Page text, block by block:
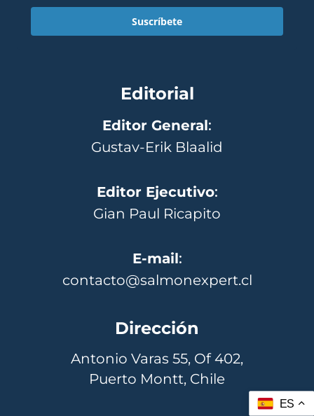
Suscríbete
Editorial
Editor General:
Gustav-Erik Blaalid
Editor Ejecutivo:
Gian Paul Ricapito
E-mail:
contacto@salmonexpert.cl
Dirección
Antonio Varas 55, Of 402,
Puerto Montt, Chile
ES